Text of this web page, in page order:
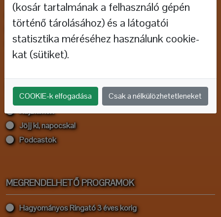
Tanfolyamok
Szakmai bemutatkozás
Pályázatok
HALLGASD, NÉZD!
Rajzfilmek
Jöjj ki, napocska!
Podcastok
MEGRENDELHETŐ PROGRAMOK
Hagyományos Ringató 3 éves korig
(kosár tartalmának a felhasználó gépén
történő tárolásához) és a látogatói
statisztika méréséhez használunk cookie-
kat (sütiket).
COOKIE-k elfogadása Csak a nélkülözhetetleneket